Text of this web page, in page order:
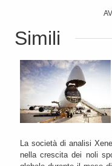
Simili
La società di analisi
nella crescita dei noli